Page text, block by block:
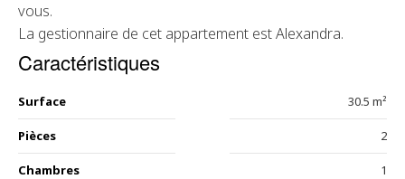
vous.
La gestionnaire de cet appartement est Alexandra.
Caractéristiques
Surface 30.5 m²
Pièces 2
Chambres 1